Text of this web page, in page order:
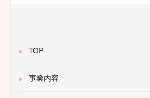
TOP
事業内容